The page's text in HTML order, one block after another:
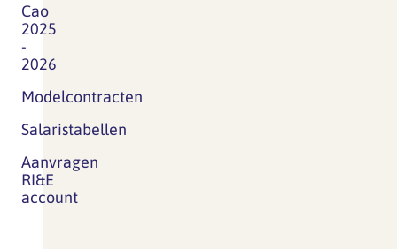
Cao
2025
-
2026
Modelcontracten
Salaristabellen
Aanvragen
RI&E
account